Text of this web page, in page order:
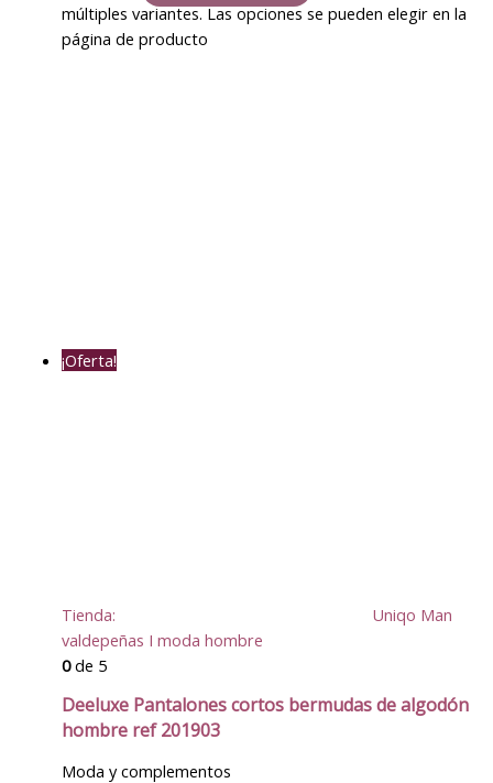
múltiples variantes. Las opciones se pueden elegir en la
página de producto
¡Oferta!
Tienda:
Uniqo Man
valdepeñas I moda hombre
0de 5
Deeluxe Pantalones cortos bermudas de algodón
hombre ref 201903
Moda y complementos